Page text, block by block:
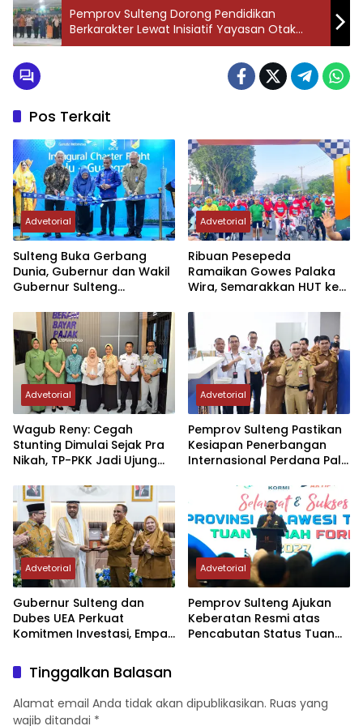
Pemprov Sulteng Dorong Pendidikan
Berkarakter Lewat Inisiatif Yayasan Otak
Kanan
Pos Terkait
Advetorial
Sulteng Buka Gerbang
Dunia, Gubernur dan Wakil
Gubernur Sulteng
Perdana Internasional
Palu-Guangzhou
Advetorial
Ribuan Pesepeda
Ramaikan Gowes Palaka
Wira, Semarakkan HUT ke-1
Advetorial
Wagub Reny: Cegah
Stunting Dimulai Sejak Pra
Nikah, TP-PKK Jadi Ujung
Advetorial
Pemprov Sulteng Pastikan
Kesiapan Penerbangan
Internasional Perdana Palu
Advetorial
Gubernur Sulteng dan
Dubes UEA Perkuat
Komitmen Investasi, Empat
Advetorial
Pemprov Sulteng Ajukan
Keberatan Resmi atas
Pencabutan Status Tuan
Tinggalkan Balasan
Alamat email Anda tidak akan dipublikasikan. Ruas yang
wajib ditandai *